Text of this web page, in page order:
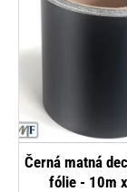
Černá matná
fólie - 10m